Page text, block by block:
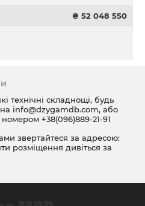
₴ 52 048 550
технічні складнощі, будь
info@dzygamdb.com, або
номером +38(096)889-21-91
звертайтеся за адресою:
розміщення дивіться за